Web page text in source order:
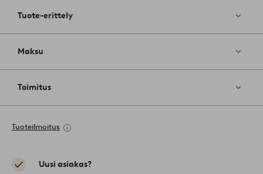
Tuote-erittely
Maksu
Toimitus
Tuoteilmoitus
Uusi asiakas?